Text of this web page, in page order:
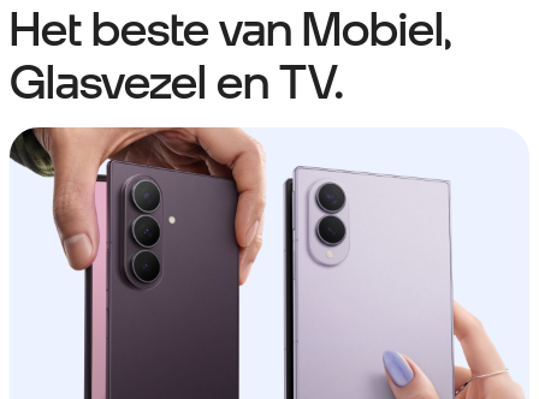
Het beste van Mobiel,
Glasvezel en TV.